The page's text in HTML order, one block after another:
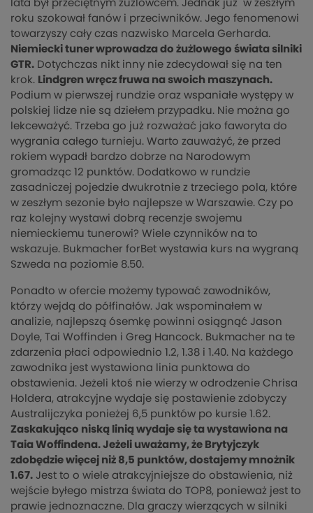
lata był przeciętnym żużlowcem. Jednak już w zeszłym
roku szokował fanów i przeciwników. Jego fenomenowi
towarzyszy cały czas nazwisko Marcela Gerharda.
Niemiecki tuner wprowadza do żużlowego świata silniki
GTR. Dotychczas nikt inny nie zdecydował się na ten
krok. Lindgren wręcz fruwa na swoich maszynach.
Podium w pierwszej rundzie oraz wspaniałe występy w
polskiej lidze nie są dziełem przypadku. Nie można go
lekceważyć. Trzeba go już rozważać jako faworyta do
wygrania całego turnieju. Warto zauważyć, że przed
rokiem wypadł bardzo dobrze na Narodowym
gromadząc 12 punktów. Dodatkowo w rundzie
zasadniczej pojedzie dwukrotnie z trzeciego pola, które
w zeszłym sezonie było najlepsze w Warszawie. Czy po
raz kolejny wystawi dobrą recenzje swojemu
niemieckiemu tunerowi? Wiele czynników na to
wskazuje. Bukmacher forBet wystawia kurs na wygraną
Szweda na poziomie 8.50.
Ponadto w ofercie możemy typować zawodników,
którzy wejdą do półfinałów. Jak wspominałem w
analizie, najlepszą ósemkę powinni osiągnąć Jason
Doyle, Tai Woffinden i Greg Hancock. Bukmacher na te
zdarzenia płaci odpowiednio 1.2, 1.38 i 1.40. Na każdego
zawodnika jest wystawiona linia punktowa do
obstawienia. Jeżeli ktoś nie wierzy w odrodzenie Chrisa
Holdera, atrakcyjne wydaje się postawienie zdobyczy
Australijczyka ponieżej 6,5 punktów po kursie 1.62.
Zaskakująco niską linią wydaje się ta wystawiona na
Taia Woffindena. Jeżeli uważamy, że Brytyjczyk
zdobędzie więcej niż 8,5 punktów, dostajemy mnożnik
1.67. Jest to o wiele atrakcyjniejsze do obstawienia, niż
wejście byłego mistrza świata do TOP8, ponieważ jest to
prawie jednoznaczne. Dla graczy wierzących w silniki